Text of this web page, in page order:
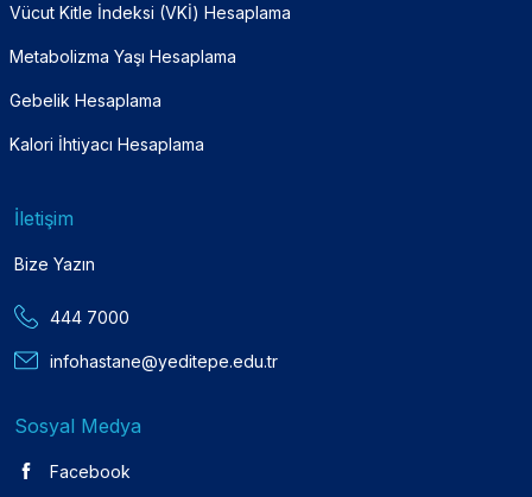
Vücut Kitle İndeksi (VKİ) Hesaplama
Metabolizma Yaşı Hesaplama
Gebelik Hesaplama
Kalori İhtiyacı Hesaplama
İletişim
Bize Yazın
444 7000
infohastane@yeditepe.edu.tr
Sosyal Medya
Facebook